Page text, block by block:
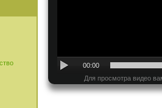
00:00
Для просмотра видео